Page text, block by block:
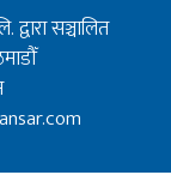
द्वारा सञ्चालित